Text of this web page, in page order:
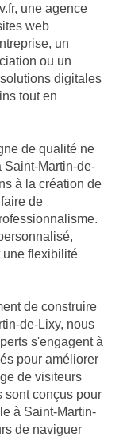
une agence
web
un
ou un
digitales
tout en
de qualité ne
Saint-Martin-de-
à la création de
de
une flexibilité
de construire
de-Lixy, nous
s'engagent à
pour améliorer
de visiteurs
sont conçus pour
à Saint-Martin-
de naviguer